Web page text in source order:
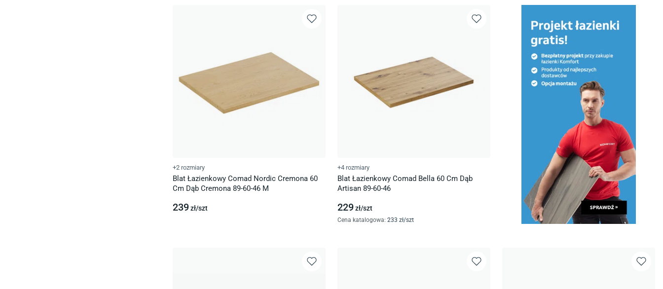
+2 rozmiary
Blat Łazienkowy Comad Nordic Cremona 60
Cm Dąb Cremona 89-60-46 M
239zł/szt
+4 rozmiary
Blat Łazienkowy Comad Bella 60 Cm Dąb
Artisan 89-60-46
229zł/szt
Cena katalogowa: 233 zł/szt